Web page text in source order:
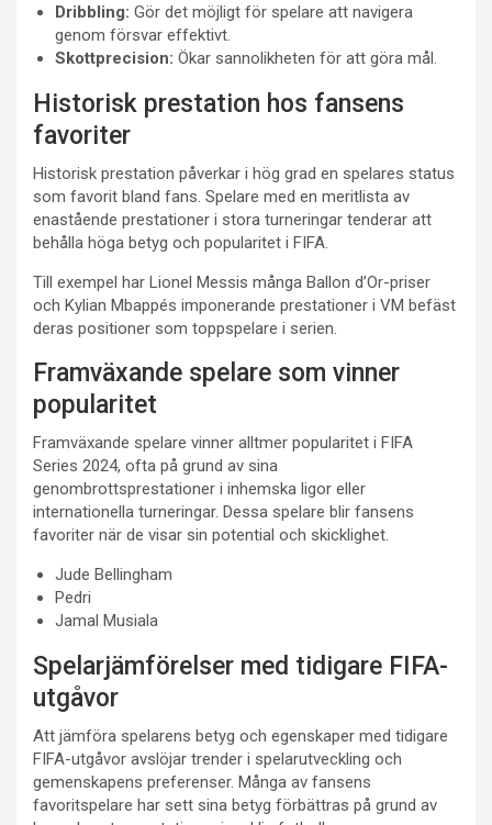
Dribbling: Gör det möjligt för spelare att navigera
genom försvar effektivt.
Skottprecision: Ökar sannolikheten för att göra mål.
Historisk prestation hos fansens
favoriter
Historisk prestation påverkar i hög grad en spelares status
som favorit bland fans. Spelare med en meritlista av
enastående prestationer i stora turneringar tenderar att
behålla höga betyg och popularitet i FIFA.
Till exempel har Lionel Messis många Ballon d’Or-priser
och Kylian Mbappés imponerande prestationer i VM befäst
deras positioner som toppspelare i serien.
Framväxande spelare som vinner
popularitet
Framväxande spelare vinner alltmer popularitet i FIFA
Series 2024, ofta på grund av sina
genombrottsprestationer i inhemska ligor eller
internationella turneringar. Dessa spelare blir fansens
favoriter när de visar sin potential och skicklighet.
Jude Bellingham
Pedri
Jamal Musiala
Spelarjämförelser med tidigare FIFA-
utgåvor
Att jämföra spelarens betyg och egenskaper med tidigare
FIFA-utgåvor avslöjar trender i spelarutveckling och
gemenskapens preferenser. Många av fansens
favoritspelare har sett sina betyg förbättras på grund av